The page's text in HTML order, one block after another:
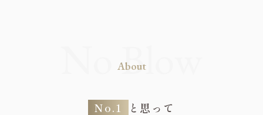
About
No.1 と思って